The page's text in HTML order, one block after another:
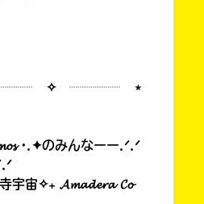
✧ ┈┈┈┈ ⋆
·.✦のみんなーー.ᐟ.ᐟ
宇宙✧₊ 𝓐𝓶𝓪𝓭𝓮𝓻𝓪 𝓒𝓸